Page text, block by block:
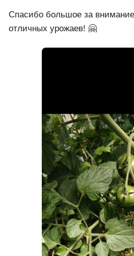
Спасибо большое за
отличных урожаев! 🤗